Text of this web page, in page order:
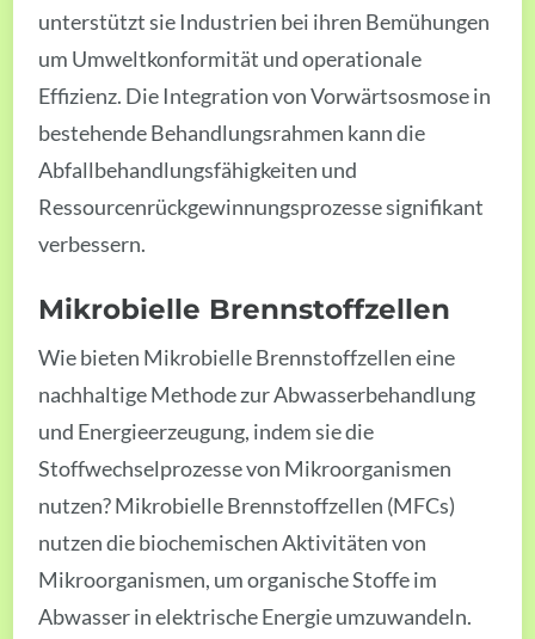
unterstützt sie Industrien bei ihren Bemühungen
um Umweltkonformität und operationale
Effizienz. Die Integration von Vorwärtsosmose in
bestehende Behandlungsrahmen kann die
Abfallbehandlungsfähigkeiten und
Ressourcenrückgewinnungsprozesse signifikant
verbessern.
Mikrobielle Brennstoffzellen
Wie bieten Mikrobielle Brennstoffzellen eine
nachhaltige Methode zur Abwasserbehandlung
und Energieerzeugung, indem sie die
Stoffwechselprozesse von Mikroorganismen
nutzen? Mikrobielle Brennstoffzellen (MFCs)
nutzen die biochemischen Aktivitäten von
Mikroorganismen, um organische Stoffe im
Abwasser in elektrische Energie umzuwandeln.